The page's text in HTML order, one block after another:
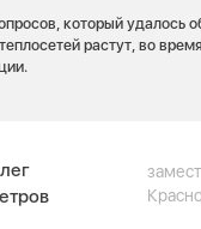
который удалось
растут, во